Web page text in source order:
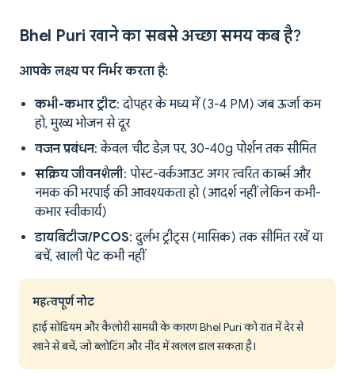
Bhel Puri खाने का सबसे अच्छा समय कब है?
आपके लक्ष्य पर निर्भर करता है:
कभी-कभार ट्रीट: दोपहर के मध्य में (3-4 PM) जब ऊर्जा कम
हो, मुख्य भोजन से दूर
वजन प्रबंधन: केवल चीट डेज़ पर, 30-40g पोर्शन तक सीमित
सक्रिय जीवनशैली: पोस्ट-वर्कआउट अगर त्वरित कार्ब्स और
नमक की भरपाई की आवश्यकता हो (आदर्श नहीं लेकिन कभी-
कभार स्वीकार्य)
डायबिटीज/PCOS: दुर्लभ ट्रीट्स (मासिक) तक सीमित रखें या
बचें, खाली पेट कभी नहीं
महत्वपूर्ण नोट
हाई सोडियम और कैलोरी सामग्री के कारण Bhel Puri को रात में देर से
खाने से बचें, जो ब्लोटिंग और नींद में खलल डाल सकता है।